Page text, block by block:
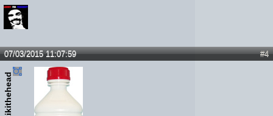
#4
07/03/2015 11:07:59
kikithehead